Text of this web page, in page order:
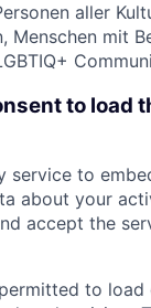
aller
Menschen mit
to load
service to
about your
accept the
to load